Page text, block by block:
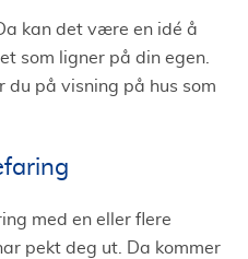
kan det være en idé å
som ligner på din egen.
du på visning på hus som
med en eller flere
pekt deg ut. Da kommer